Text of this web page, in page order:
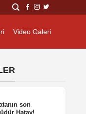
Video Galeri
son
Hatay!